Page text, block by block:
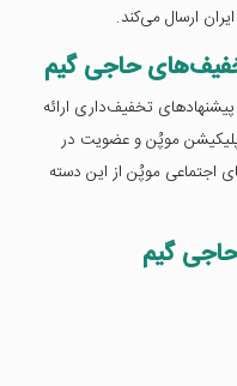
ارسال می‌کند.
حاجی گیم
تخفیف‌داری ارائه
موپُن و عضویت در
اجتماعی موپُن از این دسته
گیم